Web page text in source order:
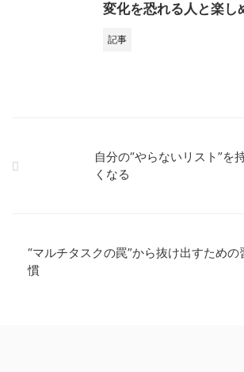
変化を恐れる人と楽し
記事
自分の“やらないリスト”を
くなる
“マルチタスクの罠”から抜け出すための
慣